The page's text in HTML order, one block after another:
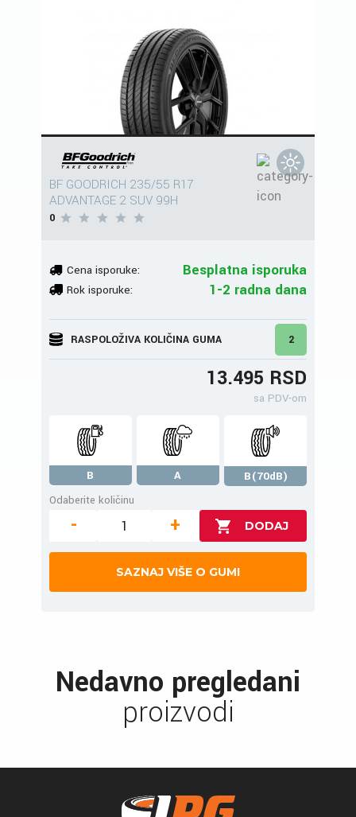
BF GOODRICH 235/55 R17
ADVANTAGE 2 SUV 99H
0
Cena isporuke: Besplatna isporuka
Rok isporuke: 1-2 radna dana
RASPOLOŽIVA KOLIČINA GUMA 2
13.495 RSD
sa PDV-om
B A
B(70dB)
Odaberite količinu
- +
SAZNAJ VIŠE O GUMI
Nedavno pregledani
proizvodi